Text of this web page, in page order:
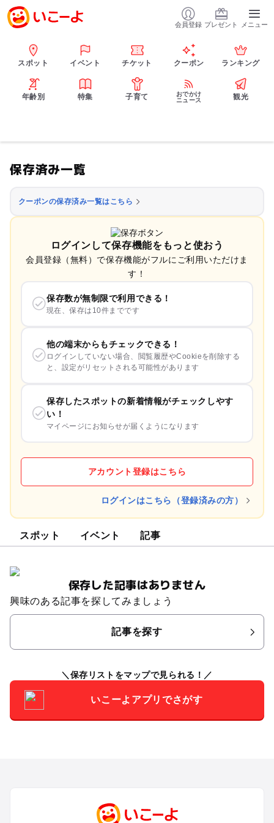
会員登録 プレゼント メニュー
スポット イベント チケット クーポン ランキング
年齢別 特集 子育て
おでかけ
ニュース
観光
保存済み一覧
クーポンの保存済み一覧はこちら
ログインして保存機能をもっと使おう
会員登録（無料）で保存機能がフルにご利用いただけま
す！
保存数が無制限で利用できる！
現在、保存は10件までです
他の端末からもチェックできる！
ログインしていない場合、閲覧履歴やCookieを削除する
と、設定がリセットされる可能性があります
保存したスポットの新着情報がチェックしやす
い！
マイページにお知らせが届くようになります
アカウント登録はこちら
ログインはこちら（登録済みの方）
スポット イベント 記事
保存した記事はありません
興味のある記事を探してみましょう
記事を探す
保存リストをマップで見られる！
いこーよアプリでさがす